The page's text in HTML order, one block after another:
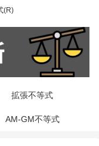
(R)
拡張不等式
AM-GM不等式